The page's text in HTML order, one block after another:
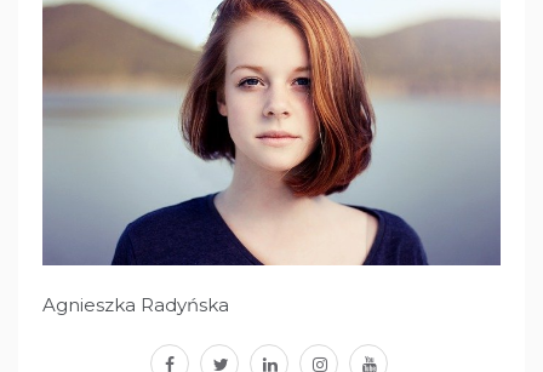
Agnieszka Radyńska
facebook
twitterlinkedininstagram
youtube